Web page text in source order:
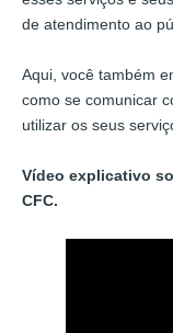
de atendimento ao
Aqui, você também
como se comunicar
utilizar os seus
Vídeo explicativo
CFC.